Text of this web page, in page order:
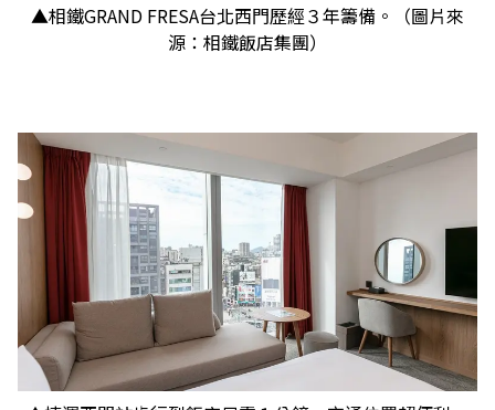
▲相鐵GRAND FRESA台北西門歷經３年籌備。（圖片來
源：相鐵飯店集團）